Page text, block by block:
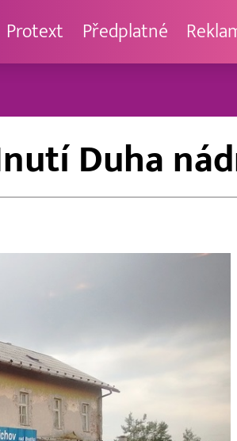
Protext Předplatné
Duha